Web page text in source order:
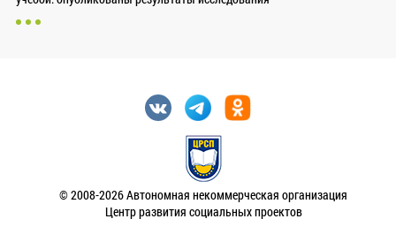
© 2008-2026 Автономная некоммерческая организация
Центр развития социальных проектов